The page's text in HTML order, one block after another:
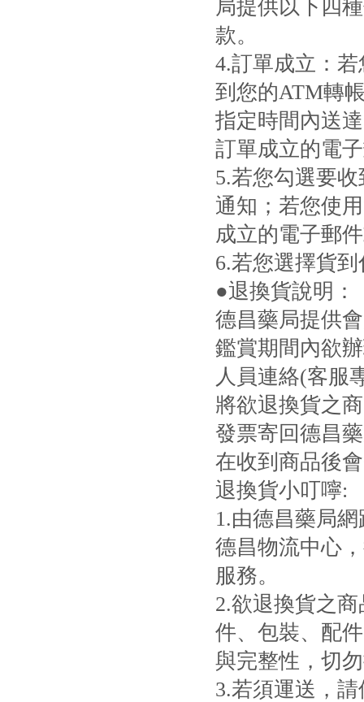
局提供以下四
款。
4.訂單成立：
到您的ATM轉
指定時間內送
訂單成立的電
5.若您勾選要
通知；若您使
成立的電子郵
6.若您選擇貨
●退換貨說明：
德昌藥局提供
鑑賞期間內欲
人員連絡(客服
將欲退換貨之
發票寄回德昌
在收到商品後
退換貨小叮嚀:
1.由德昌藥局
德昌物流中心
服務。
2.欲退換貨之
件、包裝、配
與完整性，切
3.若須運送，